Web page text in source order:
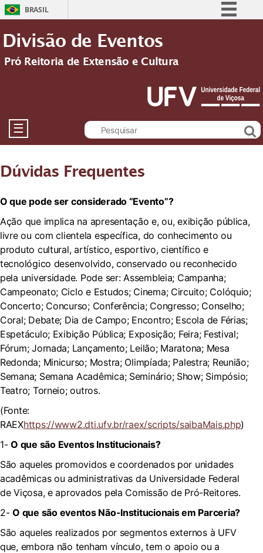
BRASIL
Participe
Acesso à informação
Legislação
Canais
Divisão de Eventos
Pró Reitoria de Extensão e Cultura
☰
Dúvidas Frequentes
O que pode ser considerado “Evento”?
Ação que implica na apresentação e, ou, exibição pública,
livre ou com clientela específica, do conhecimento ou
produto cultural, artístico, esportivo, científico e
tecnológico desenvolvido, conservado ou reconhecido
pela universidade. Pode ser: Assembleia; Campanha;
Campeonato; Ciclo e Estudos; Cinema; Circuito; Colóquio;
Concerto; Concurso; Conferência; Congresso; Conselho;
Coral; Debate; Dia de Campo; Encontro; Escola de Férias;
Espetáculo; Exibição Pública; Exposição; Feira; Festival;
Fórum; Jornada; Lançamento; Leilão; Maratona; Mesa
Redonda; Minicurso; Mostra; Olimpíada; Palestra; Reunião;
Semana; Semana Acadêmica; Seminário; Show; Simpósio;
Teatro; Torneio; outros.
(Fonte:
RAEXhttps://www2.dti.ufv.br/raex/scripts/saibaMais.php)
1-O que são Eventos Institucionais?
São aqueles promovidos e coordenados por unidades
acadêmicas ou administrativas da Universidade Federal
de Viçosa, e aprovados pela Comissão de Pró-Reitores.
2-O que são eventos Não-Institucionais em Parceria?
São aqueles realizados por segmentos externos à UFV
que, embora não tenham vínculo, tem o apoio ou a